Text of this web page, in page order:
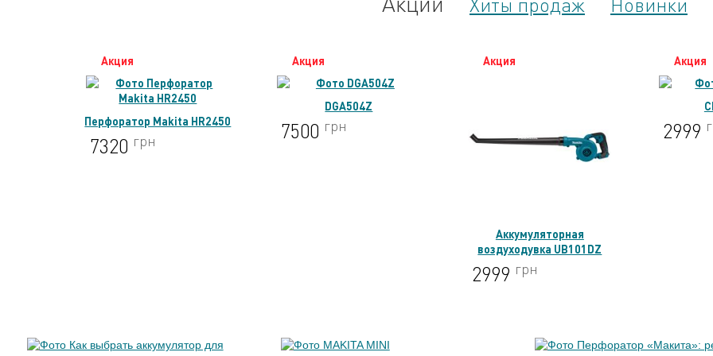
Акция
Перфоратор Makita HR2450
7320 грн
Акция
DGA504Z
7500 грн
Акция
Аккумуляторная
воздуходувка UB101DZ
2999 грн
Акция
2999